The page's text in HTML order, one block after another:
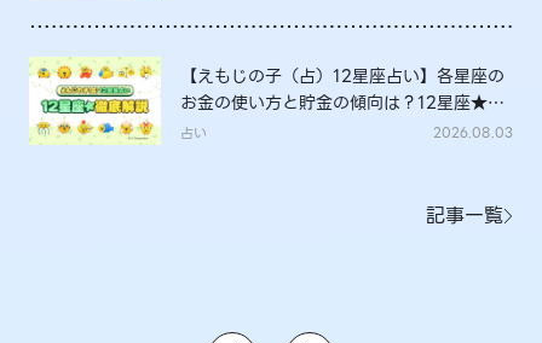
【えもじの子（占）12星座占い】各星座の
お金の使い方と貯金の傾向は？12星座★徹
底解説
占い 2026.08.03
記事一覧